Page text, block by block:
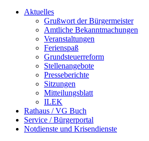
Aktuelles
Grußwort der Bürgermeister
Amtliche Bekanntmachungen
Veranstaltungen
Ferienspaß
Grundsteuerreform
Stellenangebote
Presseberichte
Sitzungen
Mitteilungsblatt
ILEK
Rathaus / VG Buch
Service / Bürgerportal
Notdienste und Krisendienste